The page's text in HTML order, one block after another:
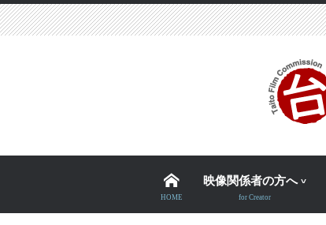
HOME
映像関係者の方へ
for Creator